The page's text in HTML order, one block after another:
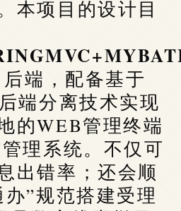
本项目的设计目
后端，配备基于
端分离技术实现
的WEB管理终端
理系统。不仅可
出错率；还会顺
”规范搭建受理